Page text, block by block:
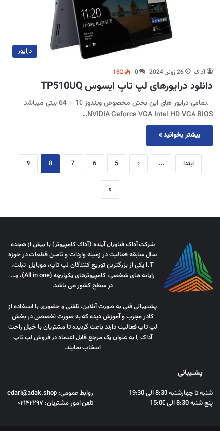
درایور
آداک 26 ژوئن 2024 0
182
دانلود درایورهای لپ تاپ ایسوس TP510UQ
.تمامی درایور های این بخش مخصوص ویندوز 10 – 64 بیتی میباشد
NVIDIA Geforce VGA Intel HD VGA BIOS…
بیشتر بخوانید »
ابتدا ...
«
5
6
7
8
9
»
شرکت آداک فناوران آینده (آداک کامپیوتر) با بیش از هجده
سال سابقه فعالیت در زمینه واردات و تامین قطعات در حوزه
I.T یکی از بزرگترین توزیع کنندگان لپ تاپ، موبایل، تبلت،
رایانه های شخصی، کامپیوترهای یکپارچه (All in one)، و…
در سطح کشور می باشد.
پشتیبانی فنی به صورت آنلاین، تلفنی و حضوری با استفاده از
کادر مجرب و آموزش دیده که به صورت تخصصی در بخش
لپ تاپ فعالیت دارند باعث گردیده تا مشتریان با خیال راحت
آداک را به عنوان یک مرجع قابل اعتماد در فروش لپ تاپ
انتخاب نمایند.
پشتیبانی
شنبه تا چهارشنبه 8:30 الی 19:30
پنج شنبه 8:30 الی 15:00
روابط عمومی: edari@adak.shop
تلفن امور مشتریان: ۰۲۱۴۲۲۹۷